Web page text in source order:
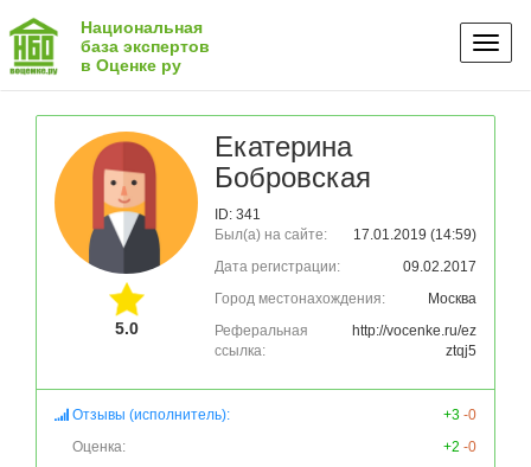
Национальная
база экспертов
в Оценке ру
5.0
Екатерина
Бобровская
ID: 341
Был(а) на сайте:
17.01.2019 (14:59)
Дата регистрации:
09.02.2017
Город местонахождения:
Москва
Реферальная
ссылка:
http://vocenke.ru/ez
ztqj5
Отзывы (исполнитель): +3 -0
Оценка:
+2 -0